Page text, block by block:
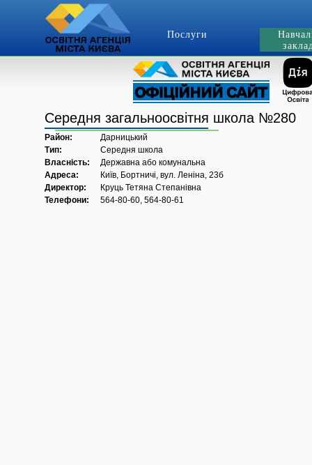
Послуги
Середня загальноосвітня школа №280
Район:
Дарницький
Тип:
Середня школа
Власність:
Державна або комунальна
Адреса:
Київ, Бортничі, вул. Леніна, 23б
Директор:
Круць Тетяна Степанівна
Телефони:
564-80-60, 564-80-61